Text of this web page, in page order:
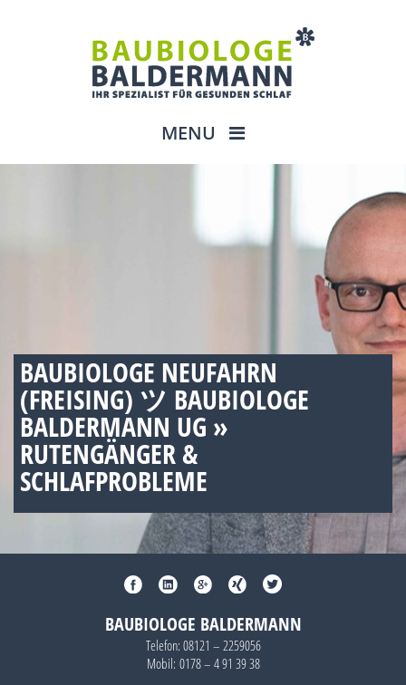
MENU
BAUBIOLOGE NEUFAHRN
(FREISING) ツ BAUBIOLOGE
BALDERMANN UG »
RUTENGÄNGER &
SCHLAFPROBLEME
BAUBIOLOGE BALDERMANN
Telefon: 08121 – 2259056
Mobil: 0178 – 4 91 39 38